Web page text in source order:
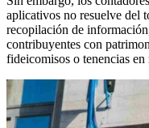
aplicativos no resuelve del
recopilación de
contribuyentes con
fideicomisos o tenencias en